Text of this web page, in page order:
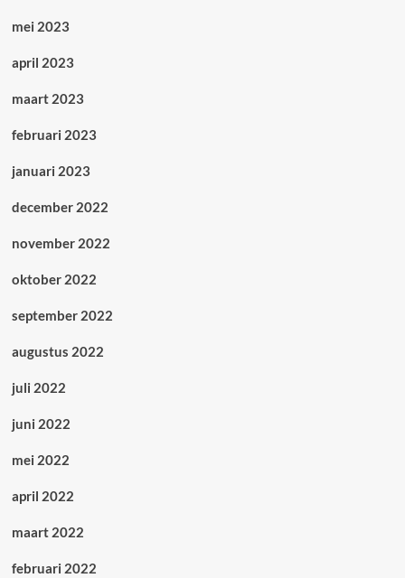
mei 2023
april 2023
maart 2023
februari 2023
januari 2023
december 2022
november 2022
oktober 2022
september 2022
augustus 2022
juli 2022
juni 2022
mei 2022
april 2022
maart 2022
februari 2022